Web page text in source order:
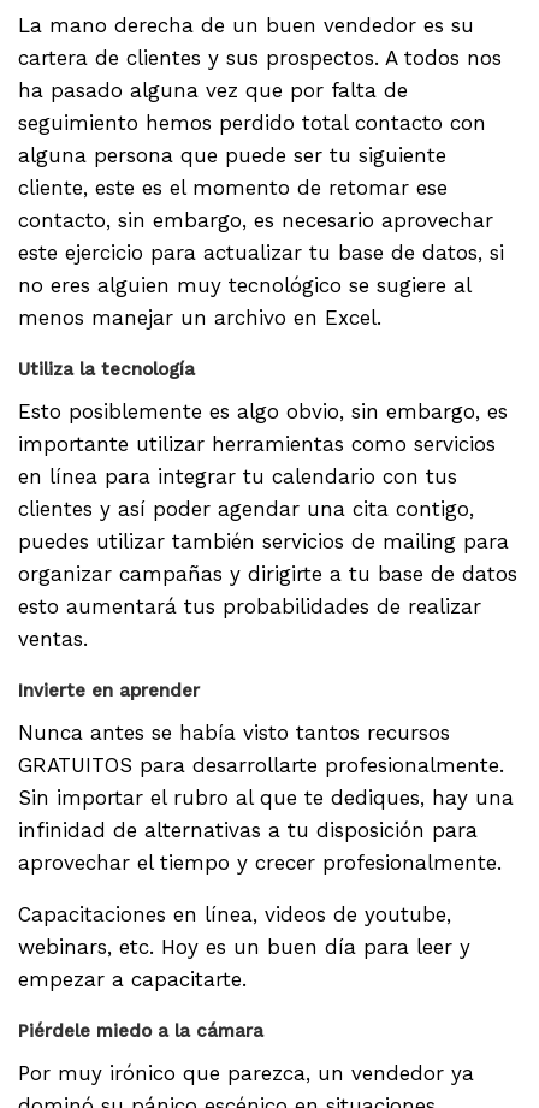
La mano derecha de un buen vendedor es su
cartera de clientes y sus prospectos. A todos nos
ha pasado alguna vez que por falta de
seguimiento hemos perdido total contacto con
alguna persona que puede ser tu siguiente
cliente, este es el momento de retomar ese
contacto, sin embargo, es necesario aprovechar
este ejercicio para actualizar tu base de datos, si
no eres alguien muy tecnológico se sugiere al
menos manejar un archivo en Excel.
Utiliza la tecnología
Esto posiblemente es algo obvio, sin embargo, es
importante utilizar herramientas como servicios
en línea para integrar tu calendario con tus
clientes y así poder agendar una cita contigo,
puedes utilizar también servicios de mailing para
organizar campañas y dirigirte a tu base de datos
esto aumentará tus probabilidades de realizar
ventas.
Invierte en aprender
Nunca antes se había visto tantos recursos
GRATUITOS para desarrollarte profesionalmente.
Sin importar el rubro al que te dediques, hay una
infinidad de alternativas a tu disposición para
aprovechar el tiempo y crecer profesionalmente.
Capacitaciones en línea, videos de youtube,
webinars, etc. Hoy es un buen día para leer y
empezar a capacitarte.
Piérdele miedo a la cámara
Por muy irónico que parezca, un vendedor ya